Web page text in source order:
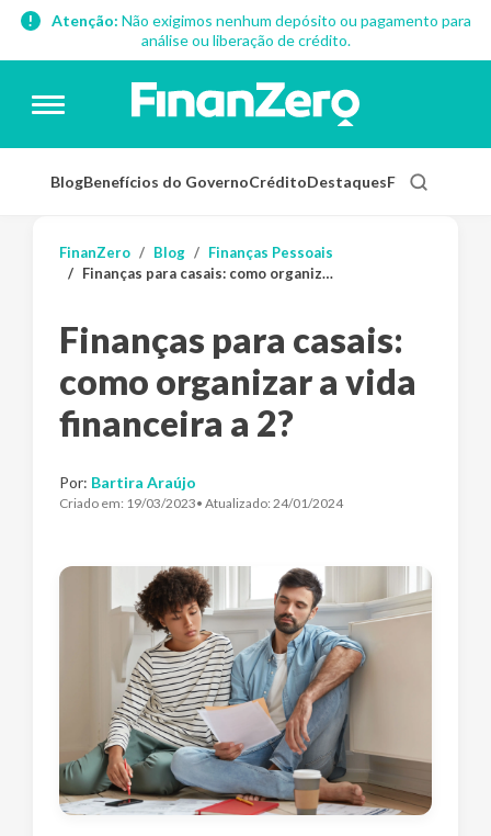
Atenção: Não exigimos nenhum depósito ou pagamento para
análise ou liberação de crédito.
BlogBenefícios do GovernoCréditoDestaquesFinanças
FinanZero Blog
Finanças Pessoais
Finanças para casais: como organizar a vida financeira a 2?
Finanças para casais:
como organizar a vida
financeira a 2?
Por: Bartira Araújo
Criado em: 19/03/2023• Atualizado: 24/01/2024